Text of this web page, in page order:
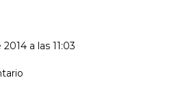
a las 11:03